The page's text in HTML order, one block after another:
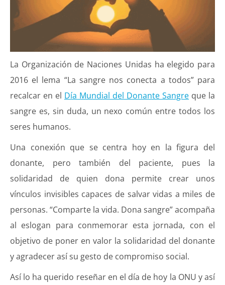
La Organización de Naciones Unidas ha elegido para
2016 el lema “La sangre nos conecta a todos” para
recalcar en el Día Mundial del Donante Sangre que la
sangre es, sin duda, un nexo común entre todos los
seres humanos.
Una conexión que se centra hoy en la figura del
donante, pero también del paciente, pues la
solidaridad de quien dona permite crear unos
vínculos invisibles capaces de salvar vidas a miles de
personas. “Comparte la vida. Dona sangre” acompaña
al eslogan para conmemorar esta jornada, con el
objetivo de poner en valor la solidaridad del donante
y agradecer así su gesto de compromiso social.
Así lo ha querido reseñar en el día de hoy la ONU y así